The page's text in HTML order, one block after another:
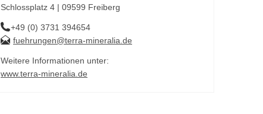
Schlossplatz 4 | 09599 Freiberg
+49 (0) 3731 394654
fuehrungen@terra-mineralia.de
Weitere Informationen unter:
www.terra-mineralia.de